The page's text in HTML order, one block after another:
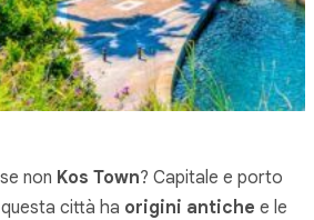
non Kos Town? Capitale e porto
città ha origini antiche e le